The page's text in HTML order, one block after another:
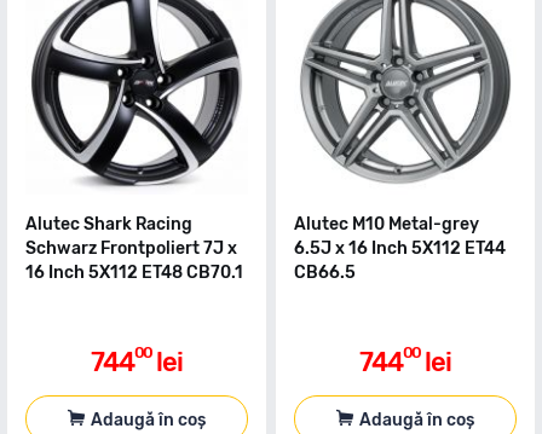
Alutec Shark Racing
Schwarz Frontpoliert 7J x
16 Inch 5X112 ET48 CB70.1
74400 lei
Adaugă în coș
Alutec M10 Metal-grey
6.5J x 16 Inch 5X112 ET44
CB66.5
74400 lei
Adaugă în coș